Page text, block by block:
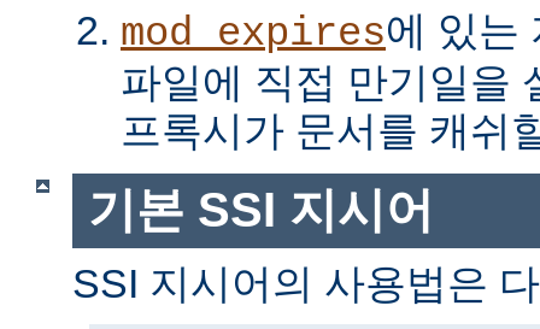
mod_expires에 있는
파일에 직접 만기일을
프록시가 문서를 캐쉬
기본 SSI 지시어
SSI 지시어의 사용법은